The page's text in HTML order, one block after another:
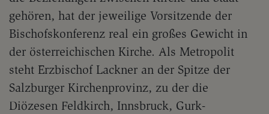
gehören, hat der jeweilige Vorsitzende der
Bischofskonferenz real ein großes Gewicht in
der österreichischen Kirche. Als Metropolit
steht Erzbischof Lackner an der Spitze der
Salzburger Kirchenprovinz, zu der die
Diözesen Feldkirch, Innsbruck, Gurk-